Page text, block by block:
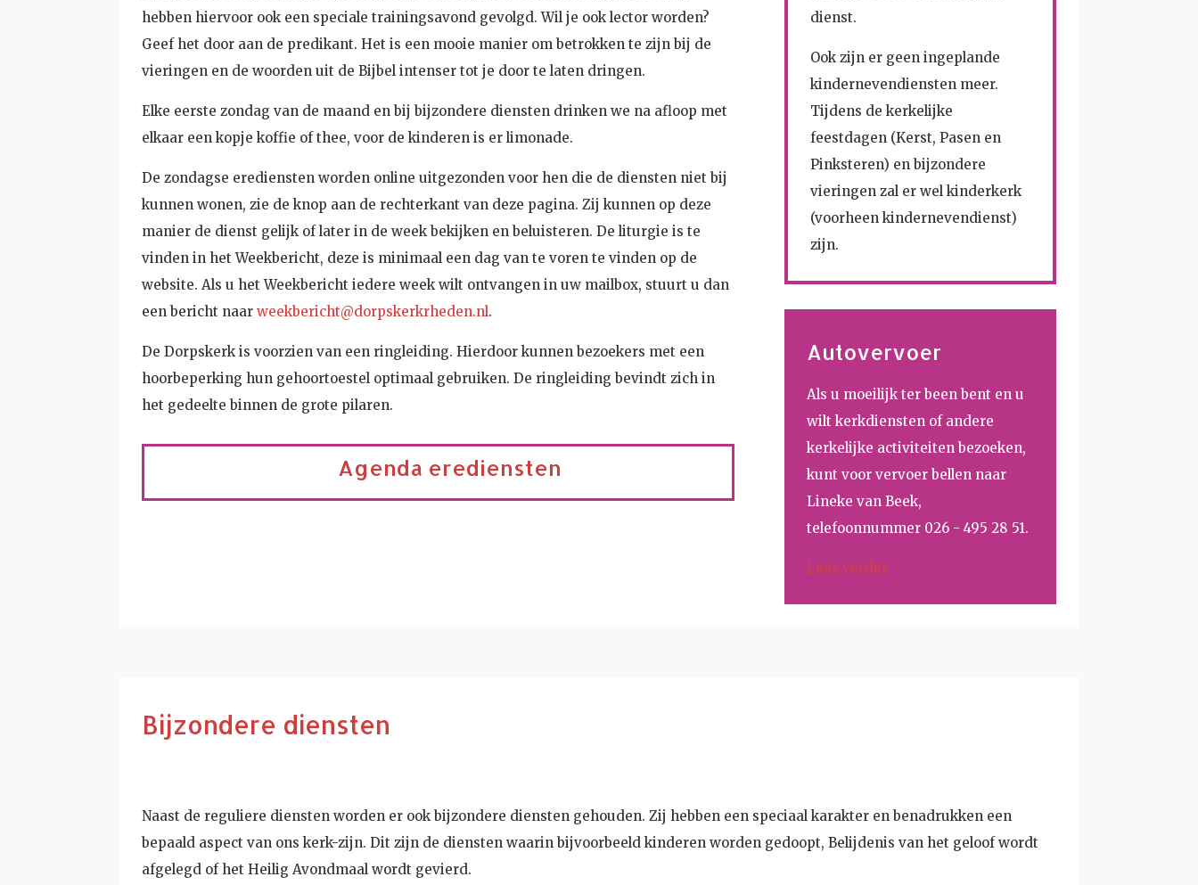
hebben hiervoor ook een speciale trainingsavond gevolgd. Wil je ook lector worden?
Geef het door aan de predikant. Het is een mooie manier om betrokken te zijn bij de
vieringen en de woorden uit de Bijbel intenser tot je door te laten dringen.
Elke eerste zondag van de maand en bij bijzondere diensten drinken we na afloop met
elkaar een kopje koffie of thee, voor de kinderen is er limonade.
De zondagse erediensten worden online uitgezonden voor hen die de diensten niet bij
kunnen wonen, zie de knop aan de rechterkant van deze pagina. Zij kunnen op deze
manier de dienst gelijk of later in de week bekijken en beluisteren. De liturgie is te
vinden in het Weekbericht, deze is minimaal een dag van te voren te vinden op de
website. Als u het Weekbericht iedere week wilt ontvangen in uw mailbox, stuurt u dan
een bericht naarweekbericht@dorpskerkrheden.nl.
De Dorpskerk is voorzien van een ringleiding. Hierdoor kunnen bezoekers met een
hoorbeperking hun gehoortoestel optimaal gebruiken. De ringleiding bevindt zich in
het gedeelte binnen de grote pilaren.
Agenda erediensten
dienst.
Ook zijn er geen ingeplande
kindernevendiensten meer.
Tijdens de kerkelijke
feestdagen (Kerst, Pasen en
Pinksteren) en bijzondere
vieringen zal er wel kinderkerk
(voorheen kindernevendienst)
zijn.
Autovervoer
Als u moeilijk ter been bent en u
wilt kerkdiensten of andere
kerkelijke activiteiten bezoeken,
kunt voor vervoer bellen naar
Lineke van Beek,
telefoonnummer 026 - 495 28 51.
Lees verder
Bijzondere diensten
Naast de reguliere diensten worden er ook bijzondere diensten gehouden. Zij hebben een speciaal karakter en benadrukken een
bepaald aspect van ons kerk-zijn. Dit zijn de diensten waarin bijvoorbeeld kinderen worden gedoopt, Belijdenis van het geloof wordt
afgelegd of het Heilig Avondmaal wordt gevierd.